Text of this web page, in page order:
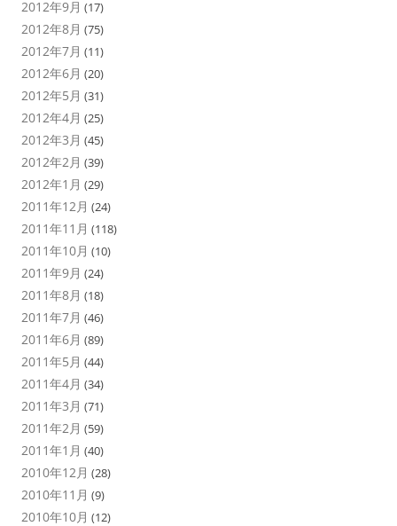
2012年9月 (17)
2012年8月 (75)
2012年7月 (11)
2012年6月 (20)
2012年5月 (31)
2012年4月 (25)
2012年3月 (45)
2012年2月 (39)
2012年1月 (29)
2011年12月 (24)
2011年11月 (118)
2011年10月 (10)
2011年9月 (24)
2011年8月 (18)
2011年7月 (46)
2011年6月 (89)
2011年5月 (44)
2011年4月 (34)
2011年3月 (71)
2011年2月 (59)
2011年1月 (40)
2010年12月 (28)
2010年11月 (9)
2010年10月 (12)